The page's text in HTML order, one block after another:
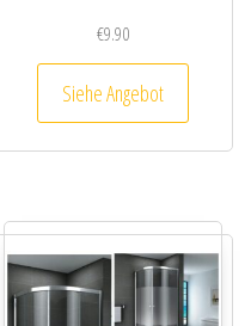
€9.90
Siehe Angebot